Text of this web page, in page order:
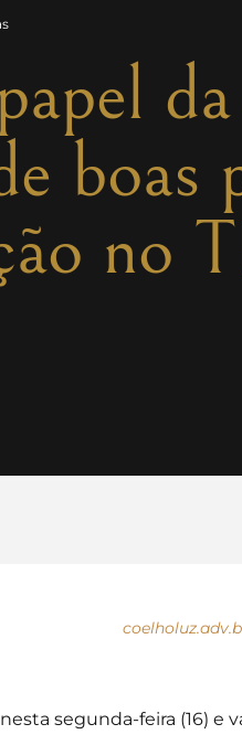
boas
no
segunda-feira (16) e